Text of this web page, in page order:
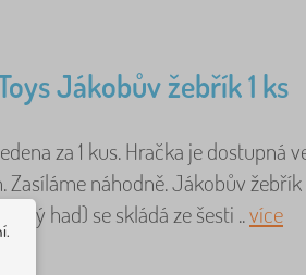
Jákobův žebřík 1 ks
za 1 kus. Hračka je dostupná
Zasíláme náhodně. Jákobův
had) se skládá ze šesti ..více